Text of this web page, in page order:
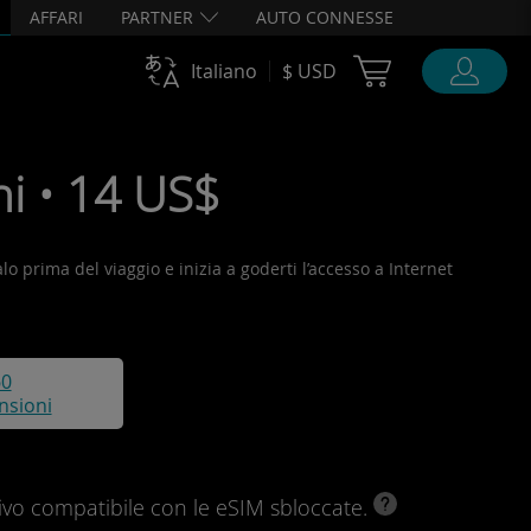
AFFARI PARTNER AUTO CONNESSE
Italiano $ USD Cart Ubigi
• 14 US$
prima del viaggio e inizia a goderti l’accesso a Internet
compatibile con le eSIM sbloccate.